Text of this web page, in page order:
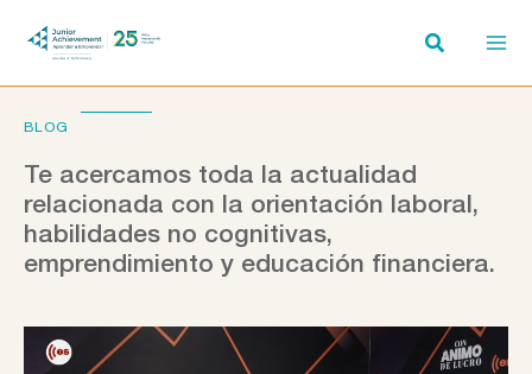
BLOG
Te acercamos toda la actualidad
relacionada con la orientación laboral,
habilidades no cognitivas,
emprendimiento y educación financiera.